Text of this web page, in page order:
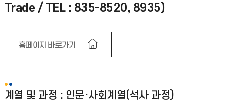
Trade / TEL : 835-8520, 8935)
홈페이지 바로가기
계열 및 과정 : 인문·사회계열(석사 과정)